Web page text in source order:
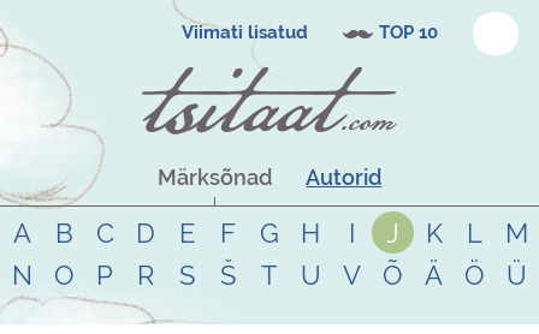
Viimati lisatud TOP 10
Märksõnad Autorid
A B C D E F G H I J K L
M
N
O P R S Š T U V Õ Ä Ö Ü